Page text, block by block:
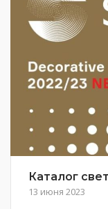
Каталог
13 июня 2023